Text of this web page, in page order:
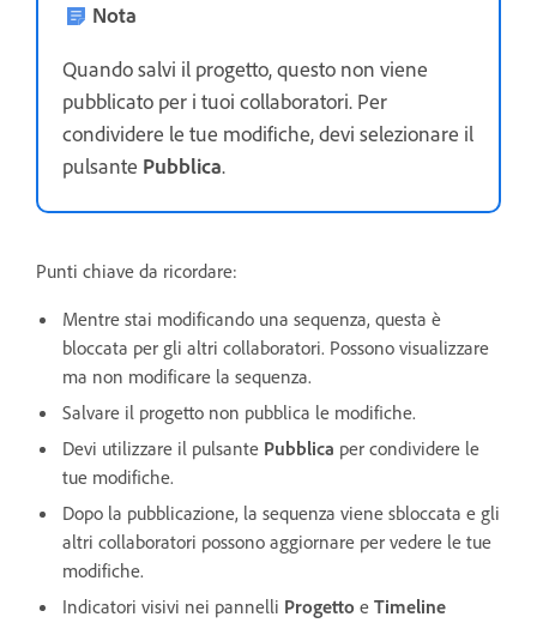
Nota
Quando salvi il progetto, questo non viene
pubblicato per i tuoi collaboratori. Per
condividere le tue modifiche, devi selezionare il
pulsante Pubblica.
Punti chiave da ricordare:
Mentre stai modificando una sequenza, questa è
bloccata per gli altri collaboratori. Possono visualizzare
ma non modificare la sequenza.
Salvare il progetto non pubblica le modifiche.
Devi utilizzare il pulsante Pubblica per condividere le
tue modifiche.
Dopo la pubblicazione, la sequenza viene sbloccata e gli
altri collaboratori possono aggiornare per vedere le tue
modifiche.
Indicatori visivi nei pannelli Progetto e Timeline